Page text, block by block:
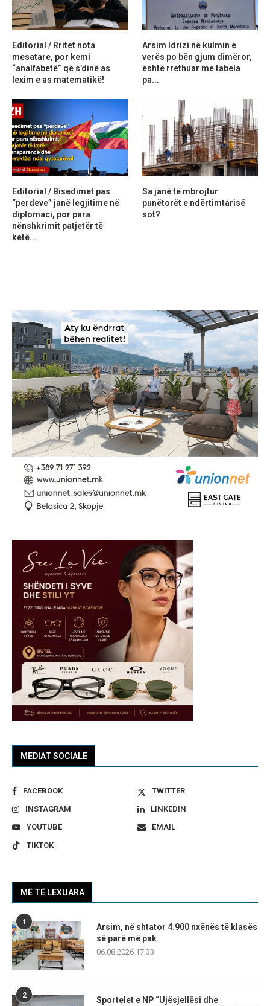
MEDIAT SOCIALE
FACEBOOK
TWITTER
INSTAGRAM
LINKEDIN
YOUTUBE
EMAIL
TIKTOK
MË TË LEXUARA
1
Arsim, në shtator 4.900 nxënës të klasës
së parë më pak
06.08.2026 17:33
2
Sportelet e NP “Ujësjellësi dhe
Editorial / Rritet nota
mesatare, por kemi
“analfabetë” që s’dinë as
lexim e as matematikë!
Arsim Idrizi në kulmin e
verës po bën gjum dimëror,
është rrethuar me tabela
pa...
Editorial / Bisedimet pas
“perdeve” janë legjitime në
diplomaci, por para
nënshkrimit patjetër të
ketë...
Sa janë të mbrojtur
punëtorët e ndërtimtarisë
sot?